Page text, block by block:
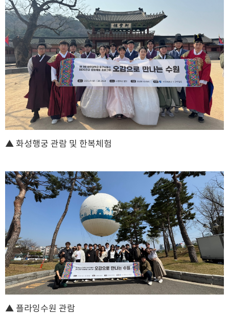
▲ 화성행궁 관람 및 한복체험
▲ 플라잉수원 관람